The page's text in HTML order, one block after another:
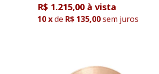
R$ 1.215,00
10xde R$ 135,00sem juros